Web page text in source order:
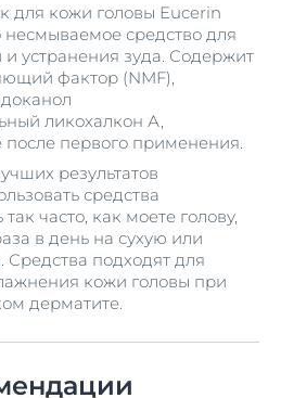
для кожи головы Eucerin
средство для
и устранения зуда. Содержит
фактор (NMF),
ликохалкон А,
первого применения.
результатов
средства
часто, как моете голову,
в день на сухую или
подходят для
кожи головы при
дерматите.